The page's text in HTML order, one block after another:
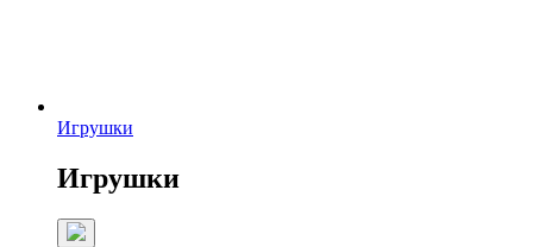
Игрушки
Игрушки